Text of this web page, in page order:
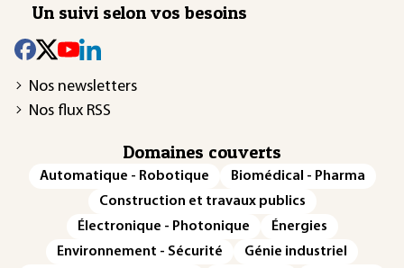
Un suivi selon vos besoins
Nos newsletters
Nos flux RSS
Domaines couverts
Automatique - Robotique
Biomédical - Pharma
Construction et travaux publics
Électronique - Photonique
Énergies
Environnement - Sécurité
Génie industriel